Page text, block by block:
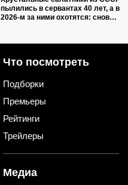
пылились в сервантах 40 лет, а в
2026-м за ними охотятся: снова в
Что посмотреть
Подборки
Премьеры
Рейтинги
Трейлеры
Медиа